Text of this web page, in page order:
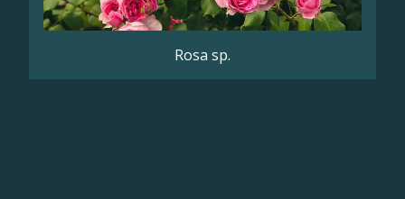
Rosa sp.